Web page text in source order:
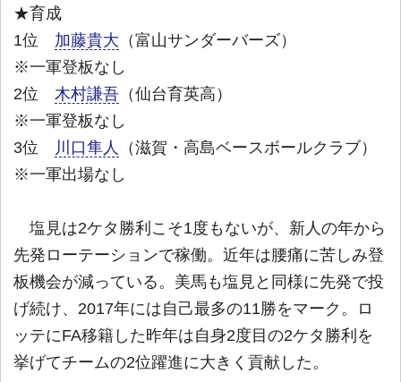
★育成
1位 加藤貴大 （富山サンダーバーズ）
※一軍登板なし
2位 木村謙吾 （仙台育英高）
※一軍登板なし
3位
川口隼人
（滋賀・高島ベースボールクラブ）
※一軍出場なし
塩見は2ケタ勝利こそ1度もないが、新人の年から
先発ローテーションで稼働。近年は腰痛に苦しみ登
板機会が減っている。美馬も塩見と同様に先発で投
げ続け、2017年には自己最多の11勝をマーク。ロ
ッテにFA移籍した昨年は自身2度目の2ケタ勝利を
挙げてチームの2位躍進に大きく貢献した。